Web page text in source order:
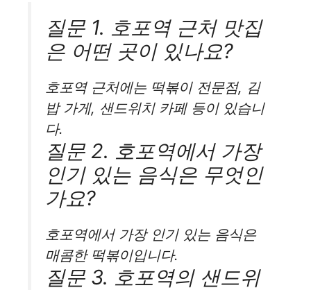
질문 1. 호포역 근처 맛집
은 어떤 곳이 있나요?
호포역 근처에는 떡볶이 전문점, 김
밥 가게, 샌드위치 카페 등이 있습니
다.
질문 2. 호포역에서 가장
인기 있는 음식은 무엇인
가요?
호포역에서 가장 인기 있는 음식은
매콤한 떡볶이입니다.
질문 3. 호포역의 샌드위